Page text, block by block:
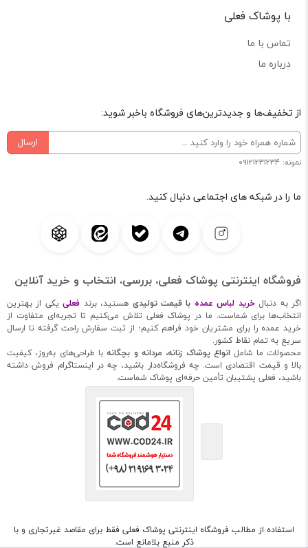
با پوشاک فعلی
تماس با ما
درباره ما
از تخفیف‌ها و جدیدترین‌های فروشگاه باخبر شوید:
ارسال
نمونه: 09121231234
ما را در شبکه های اجتماعی دنبال کنید.
فروشگاه اینترنتی پوشاک فعلی، بررسی، انتخاب و خرید آنلاین
اگر به دنبالخرید لباس عمده با قیمت تولیدی هستید، برند فعلی یکی از بهترین
انتخاب‌ها برای شماست. ما در پوشاک فعلی تلاش می‌کنیم تا تجربه‌ای متفاوت از
خرید عمده را برای مشتریان خود فراهم کنیم؛ از ثبت سفارش راحت گرفته تا ارسال
سریع به تمام نقاط کشور.
محصولات ما شامل انواع پوشاک زنانه، مردانه و بچگانهبا طراحی‌های به‌روز، کیفیت
بالا و قیمت اقتصادی است. چه فروشگاه‌دار باشید، چه در اینستاگرام فروش داشته
باشید، فعلی پشتیبان تأمین حرفه‌ای پوشاک شماست.
استفاده از مطالب فروشگاه اینترنتی پوشاک فعلی فقط برای مقاصد غیرتجاری و با
ذکر منبع بلامانع است.